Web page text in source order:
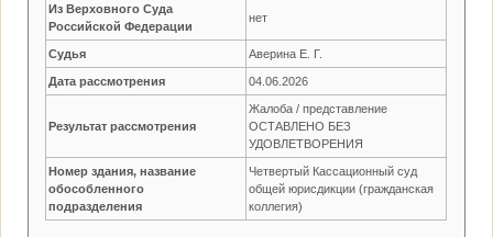
Из Верховного Суда
Российской Федерации
нет
Судья Аверина Е. Г.
Дата рассмотрения 04.06.2026
Результат рассмотрения
Жалоба / представление
ОСТАВЛЕНО БЕЗ
УДОВЛЕТВОРЕНИЯ
Номер здания, название
обособленного
подразделения
Четвертый Кассационный суд
общей юрисдикции (гражданская
коллегия)